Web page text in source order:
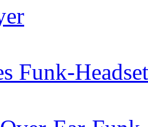
Funk-